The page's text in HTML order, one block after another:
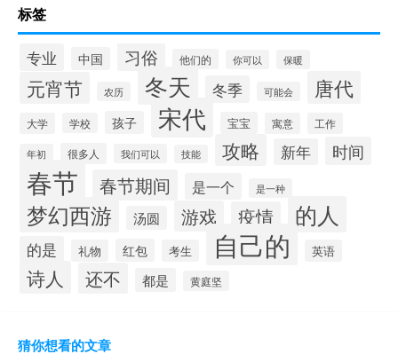
标签
专业 中国 习俗 他们的 你可以 保暖
元宵节 农历 冬天 冬季 可能会 唐代
大学 学校 孩子 宋代 宝宝 寓意 工作
年初 很多人 我们可以 技能 攻略 新年 时间
春节 春节期间 是一个 是一种
梦幻西游 汤圆 游戏 疫情 的人
的是 礼物 红包 考生 自己的 英语
诗人 还不 都是 黄庭坚
猜你想看的文章